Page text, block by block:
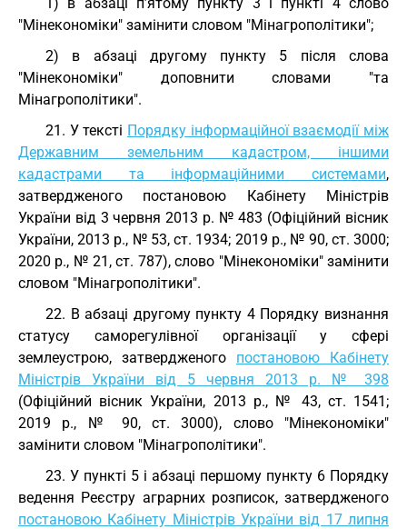
"Мінекономіки" замінити словом "Мінагрополітики";
2) в абзаці другому пункту 5 після слова
"Мінекономіки" доповнити словами "та
Мінагрополітики".
21. У тексті Порядку інформаційної взаємодії між
Державним земельним кадастром, іншими
кадастрами та інформаційними системами,
затвердженого постановою Кабінету Міністрів
України від 3 червня 2013 р. № 483 (Офіційний вісник
України, 2013 р., № 53, ст. 1934; 2019 р., № 90, ст. 3000;
2020 р., № 21, ст. 787), слово "Мінекономіки" замінити
словом "Мінагрополітики".
22. В абзаці другому пункту 4 Порядку визнання
статусу саморегулівної організації у сфері
землеустрою, затвердженого постановою Кабінету
Міністрів України від 5 червня 2013 р. № 398
(Офіційний вісник України, 2013 р., № 43, ст. 1541;
2019 р., № 90, ст. 3000), слово "Мінекономіки"
замінити словом "Мінагрополітики".
23. У пункті 5 і абзаці першому пункту 6 Порядку
ведення Реєстру аграрних розписок, затвердженого
постановою Кабінету Міністрів України від 17 липня